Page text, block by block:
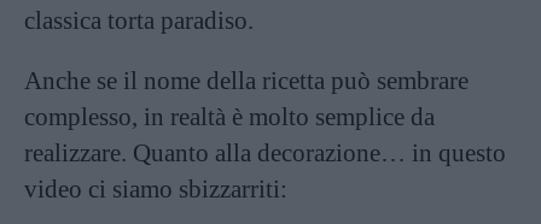
classica torta paradiso.
Anche se il nome della ricetta può sembrare
complesso, in realtà è molto semplice da
realizzare. Quanto alla decorazione… in questo
video ci siamo sbizzarriti: